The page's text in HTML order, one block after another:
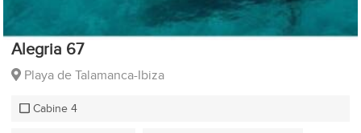
Alegria 67
Playa de Talamanca-Ibiza
Cabine 4